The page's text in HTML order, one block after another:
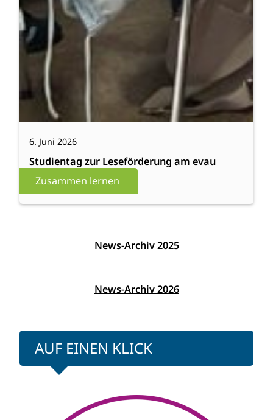
Zusammen lernen
6. Juni 2026
Studientag zur Leseförderung am evau
News-Archiv 2025
News-Archiv 2026
AUF EINEN KLICK